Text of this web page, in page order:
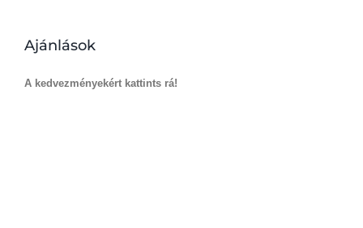
Ajánlások
A kedvezményekért kattints rá!